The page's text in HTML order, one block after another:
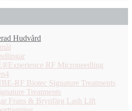
Hudvård
RF Microneedling
RF Biotec Signature Treatments
Treatments
Frans & Brynfärg Lash Lift